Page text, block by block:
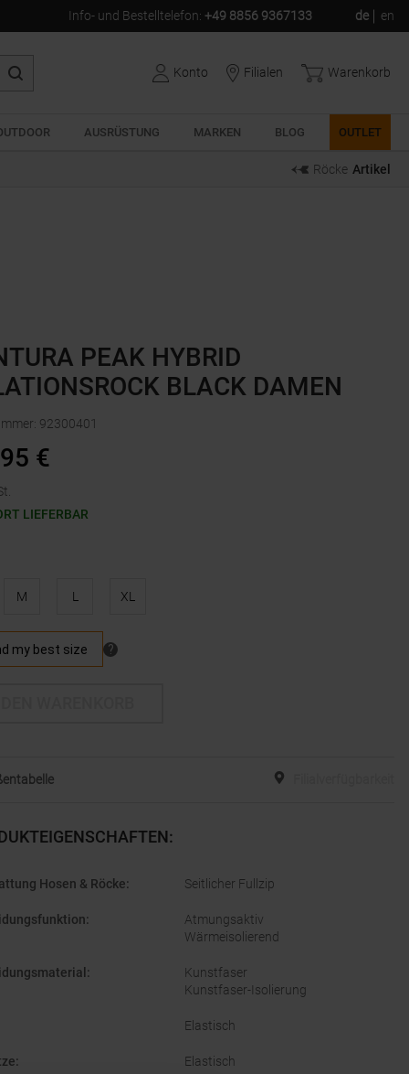
Info- und Bestelltelefon: +49 8856 9367133 de en
Konto Filialen Warenkorb
AUSRÜSTUNG MARKEN BLOG OUTLET
Röcke Artikel
PEAK HYBRID
BLACK DAMEN
: 92300401
€
LIEFERBAR
M L XL
:
Hosen & Röcke: Seitlicher Fullzip
:
Atmungsaktiv
Wärmeisolierend
:
Kunstfaser
Kunstfaser-Isolierung
Elastisch
: Elastisch